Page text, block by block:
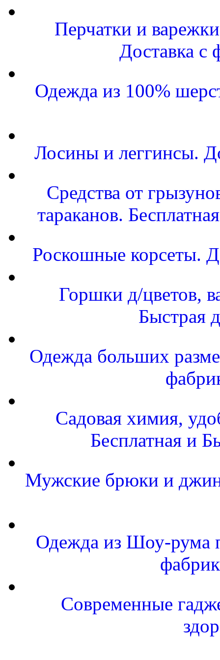
Перчатки и
Доставка с
Одежда из 100%
Лосины и леггинсы.
Средства от
тараканов.
Роскошные корсеты.
Горшки д/цветов,
Быстрая
Одежда больших
Садовая химия,
Бесплатная и
Мужские брюки и
Одежда из Шоу-рума
Современные